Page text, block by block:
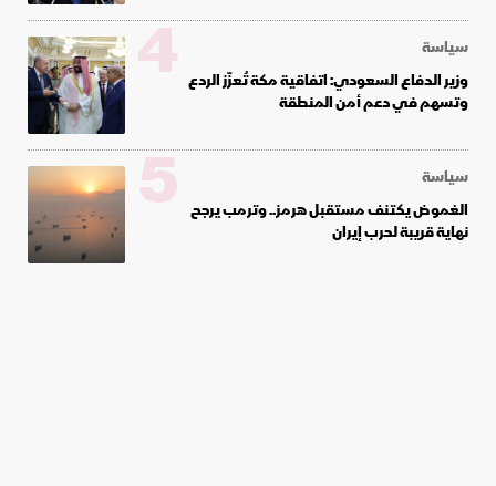
سياسة
وزير الدفاع السعودي: اتفاقية مكة تُعزّز الردع
وتسهم في دعم أمن المنطقة
4
سياسة
الغموض يكتنف مستقبل هرمز.. وترمب يرجح
نهاية قريبة لحرب إيران
5